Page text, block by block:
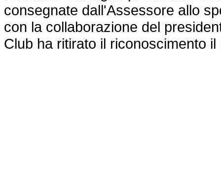
consegnate dall'Assessore allo
con la collaborazione del
Club ha ritirato il